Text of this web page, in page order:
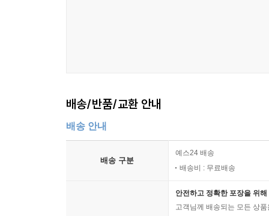
Ⅰ. 머리말 263
Ⅱ. 한류, 문화적 친근성, 그리고 외국인 유학생 265
1. 한류콘텐츠 접촉에서 유학의사결정으로의 과정
배송/반품/교환 안내
배송 안내
배송 구분
예스24 배송
배송비 : 무료배송
안전하고 정확한 포장을 위
고객님께 배송되는 모든 상